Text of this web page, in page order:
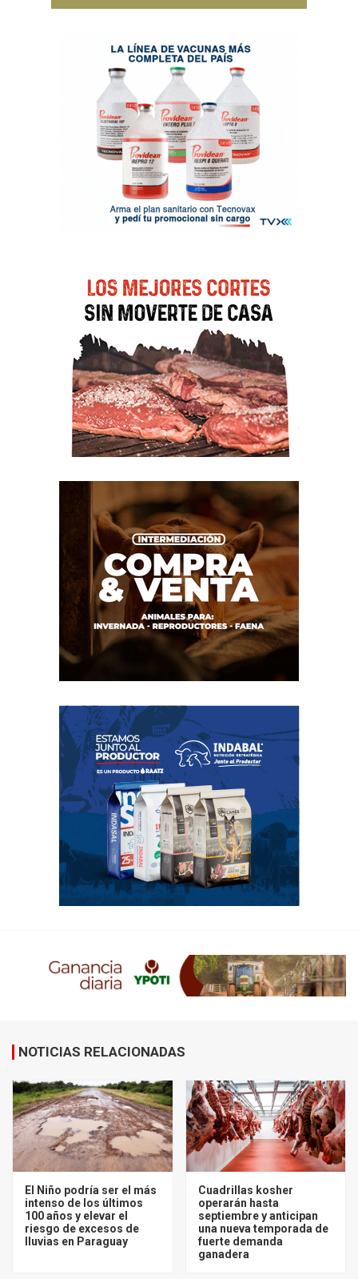
NOTICIAS RELACIONADAS
El Niño podría ser el más
intenso de los últimos
100 años y elevar el
riesgo de excesos de
lluvias en Paraguay
Cuadrillas kosher
operarán hasta
septiembre y anticipan
una nueva temporada de
fuerte demanda
ganadera